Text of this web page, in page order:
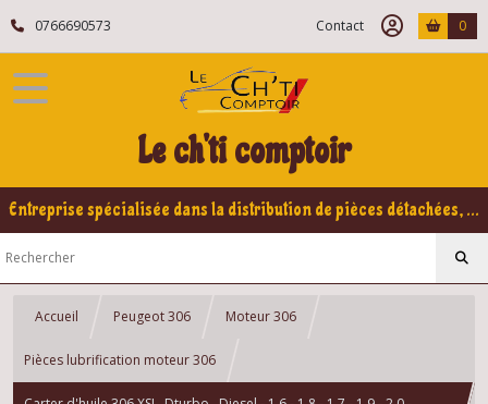
0766690573 Contact 0
Le ch'ti comptoir
Entreprise spécialisée dans la distribution de pièces détachées, refabrication pour voitures Yountimers Peugeot 205 GTI, 309 GTI - GTI16
Accueil Peugeot 306 Moteur 306
Pièces lubrification moteur 306